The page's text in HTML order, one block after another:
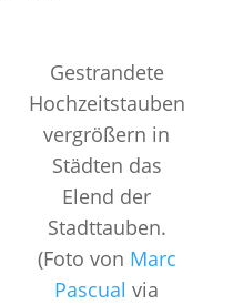
Gestrandete
Hochzeitstauben
vergrößern in
Städten das
Elend der
Stadttauben.
(Foto von Marc
Pascual via